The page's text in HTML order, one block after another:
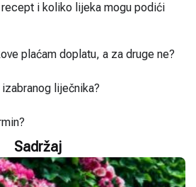
i koliko lijeka mogu podići
plaćam doplatu, a za druge ne?
liječnika?
Sadržaj